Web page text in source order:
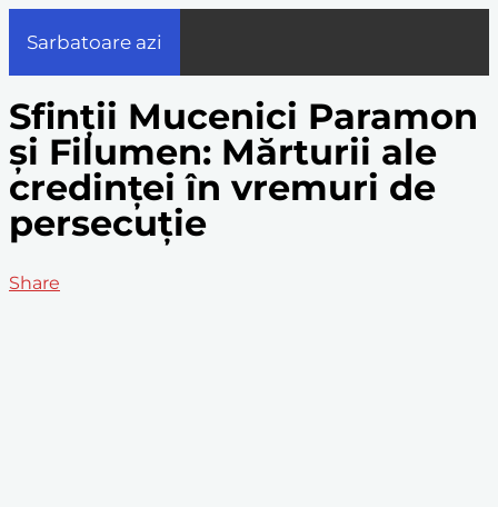
Sarbatoare azi
Sfinții Mucenici Paramon
și Filumen: Mărturii ale
credinței în vremuri de
persecuție
Share